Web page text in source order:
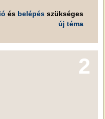
és belépésszükséges
új téma
2